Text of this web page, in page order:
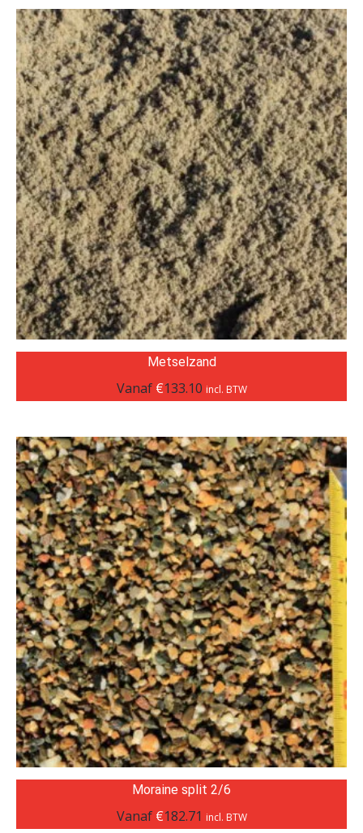
Metselzand
Vanaf €133.10 incl. BTW
Moraine split 2/6
Vanaf €182.71 incl. BTW